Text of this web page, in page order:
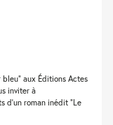
bleu” aux Éditions Actes
inviter à
d’un roman inédit “Le